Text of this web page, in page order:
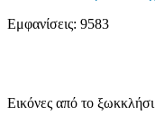
Εμφανίσεις: 9583
Εικόνες από το